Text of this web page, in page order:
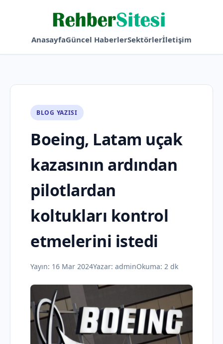
AnasayfaGüncel HaberlerSektörlerİletişim
BLOG YAZISI
Boeing, Latam uçak
kazasının ardından
pilotlardan
koltukları kontrol
etmelerini istedi
Yayın: 16 Mar 2024Yazar: adminOkuma: 2 dk